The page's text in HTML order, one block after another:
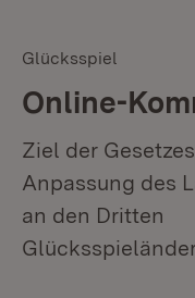
Glücksspiel
Online-
Ziel der
Anpassung des
an den Dritten